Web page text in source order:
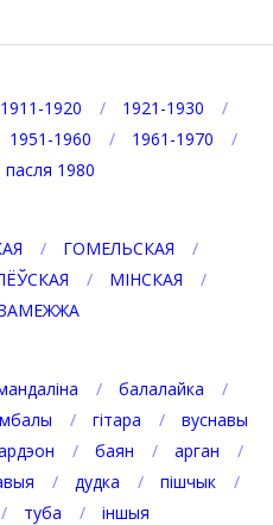
1911-1920
1921-1930
1951-1960
1961-1970
пасля 1980
ГОМЕЛЬСКАЯ
МІНСКАЯ
балалайка
гітара
вуснавы
баян
арган
дудка
пішчык
туба іншыя